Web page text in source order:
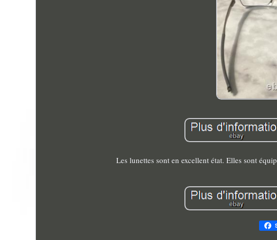
Les lunettes sont en excellent état. Elles sont